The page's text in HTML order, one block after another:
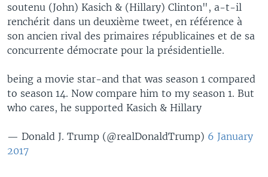
soutenu (John) Kasich & (Hillary) Clinton", a-t-il
renchérit dans un deuxième tweet, en référence à
son ancien rival des primaires républicaines et de sa
concurrente démocrate pour la présidentielle.
being a movie star-and that was season 1 compared
to season 14. Now compare him to my season 1. But
who cares, he supported Kasich & Hillary
— Donald J. Trump (@realDonaldTrump) 6 January
2017